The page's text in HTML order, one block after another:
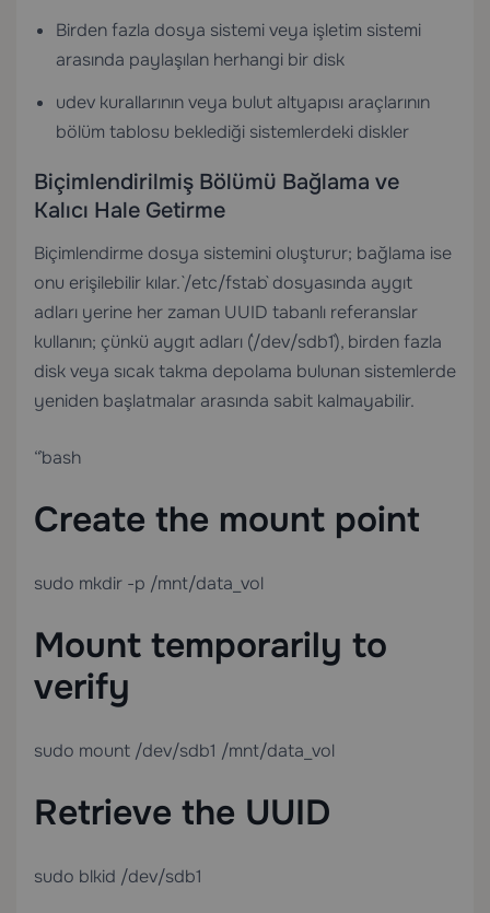
Birden fazla dosya sistemi veya işletim sistemi
arasında paylaşılan herhangi bir disk
udev kurallarının veya bulut altyapısı araçlarının
bölüm tablosu beklediği sistemlerdeki diskler
Biçimlendirilmiş Bölümü Bağlama ve
Kalıcı Hale Getirme
Biçimlendirme dosya sistemini oluşturur; bağlama ise
onu erişilebilir kılar. `/etc/fstab` dosyasında aygıt
adları yerine her zaman UUID tabanlı referanslar
kullanın; çünkü aygıt adları (`/dev/sdb1`), birden fazla
disk veya sıcak takma depolama bulunan sistemlerde
yeniden başlatmalar arasında sabit kalmayabilir.
“`bash
Create the mount point
sudo mkdir -p /mnt/data_vol
Mount temporarily to
verify
sudo mount /dev/sdb1 /mnt/data_vol
Retrieve the UUID
sudo blkid /dev/sdb1